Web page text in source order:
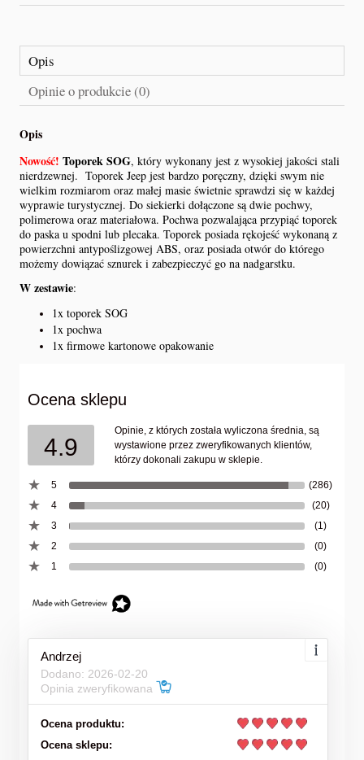
Opis
Opinie o produkcie (0)
Opis
Nowość! Toporek SOG, który wykonany jest z wysokiej jakości stali
nierdzewnej. Toporek Jeep jest bardzo poręczny, dzięki swym nie
wielkim rozmiarom oraz małej masie świetnie sprawdzi się w każdej
wyprawie turystycznej. Do siekierki dołączone są dwie pochwy,
polimerowa oraz materiałowa. Pochwa pozwalająca przypiąć toporek
do paska u spodni lub plecaka. Toporek posiada rękojeść wykonaną z
powierzchni antypoślizgowej ABS, oraz posiada otwór do którego
możemy dowiązać sznurek i zabezpieczyć go na nadgarstku.
W zestawie:
1x toporek SOG
1x pochwa
1x firmowe kartonowe opakowanie
Ocena sklepu
4.9
Opinie, z których została wyliczona średnia, są
wystawione przez zweryfikowanych klientów,
którzy dokonali zakupu w sklepie.
5
(286)
4
(20)
3
(1)
2
(0)
1
(0)
Andrzej
Dodano: 2026-02-20
Opinia zweryfikowana
Ocena produktu:
Ocena sklepu: